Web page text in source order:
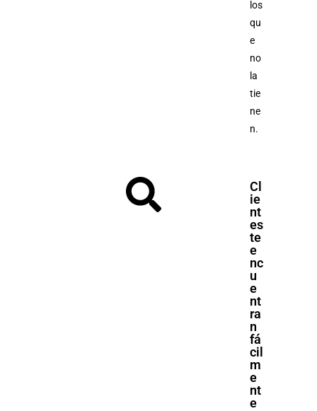
los
qu
e
no
la
tie
ne
n.
Cl
ie
nt
es
te
e
nc
u
e
nt
ra
n
fá
cil
m
e
nt
e